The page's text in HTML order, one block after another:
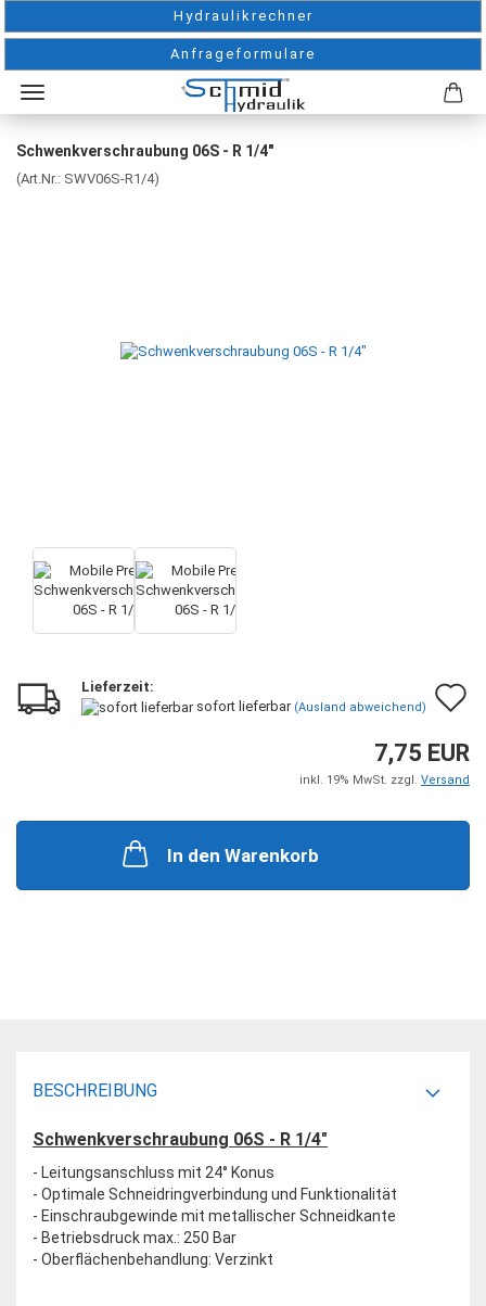
Hydraulikrechner
Anfrageformulare
Schwenkverschraubung 06S - R 1/4"
(Art.Nr.: SWV06S-R1/4)
Lieferzeit:
sofort lieferbar (Ausland abweichend)
7,75 EUR
inkl. 19% MwSt. zzgl. Versand
In den Warenkorb
BESCHREIBUNG
Schwenkverschraubung 06S - R 1/4"
- Leitungsanschluss mit 24° Konus
- Optimale Schneidringverbindung und Funktionalität
- Einschraubgewinde mit metallischer Schneidkante
- Betriebsdruck max.: 250 Bar
- Oberflächenbehandlung: Verzinkt